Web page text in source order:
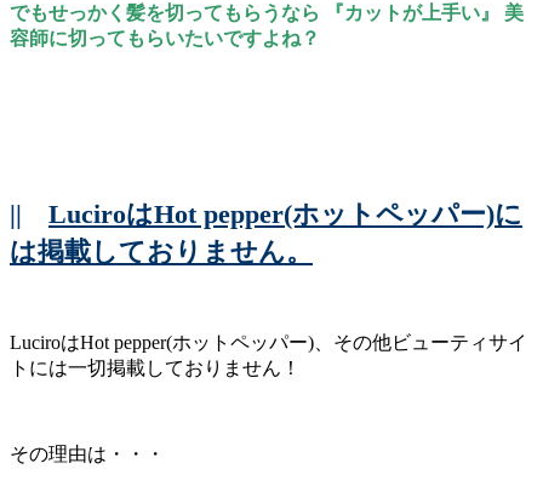
でもせっかく髪を切ってもらうなら 『カットが上手い』 美
容師に切ってもらいたいですよね？
|| LuciroはHot pepper(ホットペッパー)に
は掲載しておりません。
LuciroはHot pepper(ホットペッパー)、その他ビューティサイ
トには一切掲載しておりません！
その理由は・・・